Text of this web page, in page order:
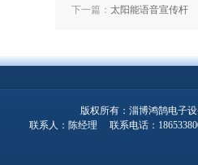
下一篇： 太阳能语音宣传杆
版权所有：淄博鸿鹄电子
联系人：陈经理 联系电话：